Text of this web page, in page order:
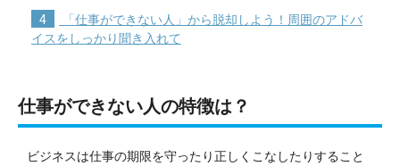
4
「仕事ができない人」から脱却しよう！周囲のアドバ
イスをしっかり聞き入れて
仕事ができない人の特徴は？
ビジネスは仕事の期限を守ったり正しくこなしたりすること